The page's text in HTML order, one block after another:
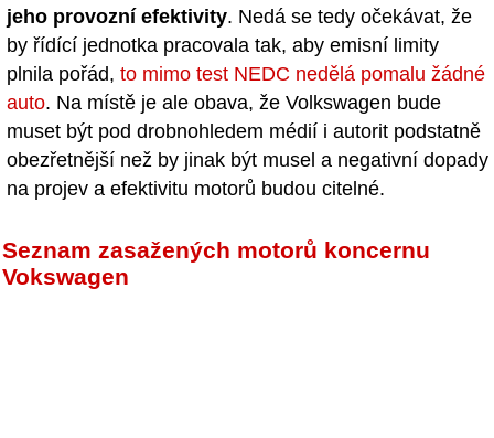
jeho provozní efektivity. Nedá se tedy očekávat, že
by řídící jednotka pracovala tak, aby emisní limity
plnila pořád, to mimo test NEDC nedělá pomalu žádné
auto. Na místě je ale obava, že Volkswagen bude
muset být pod drobnohledem médií i autorit podstatně
obezřetnější než by jinak být musel a negativní dopady
na projev a efektivitu motorů budou citelné.
Seznam zasažených motorů koncernu
Vokswagen